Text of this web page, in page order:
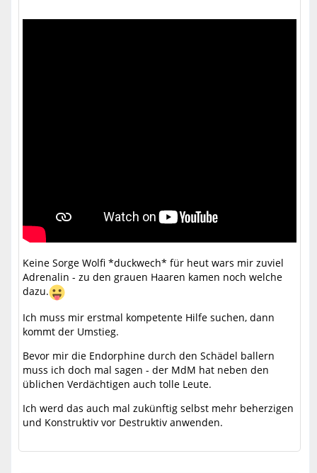
Keine Sorge Wolfi *duckwech* für heut wars mir zuviel
Adrenalin - zu den grauen Haaren kamen noch welche
dazu.
Ich muss mir erstmal kompetente Hilfe suchen, dann
kommt der Umstieg.
Bevor mir die Endorphine durch den Schädel ballern
muss ich doch mal sagen - der MdM hat neben den
üblichen Verdächtigen auch tolle Leute.
Ich werd das auch mal zukünftig selbst mehr beherzigen
und Konstruktiv vor Destruktiv anwenden.